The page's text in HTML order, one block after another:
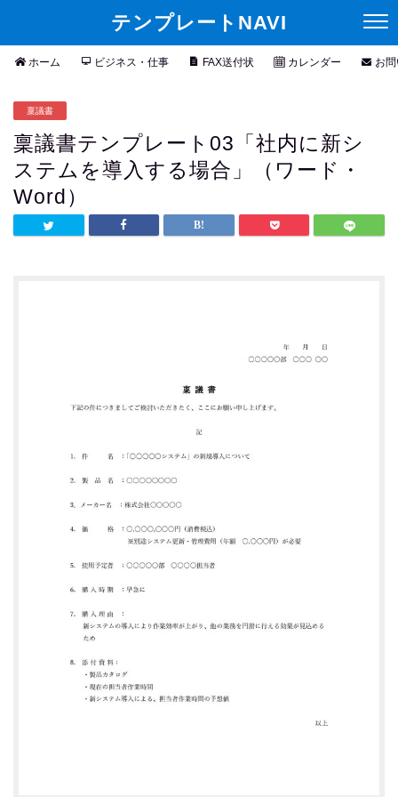
テンプレートNAVI
ホーム ビジネス・仕事 FAX送付状 カレンダー お
稟議書
稟議書テンプレート03「社内に新シ
ステムを導入する場合」（ワード・
Word）